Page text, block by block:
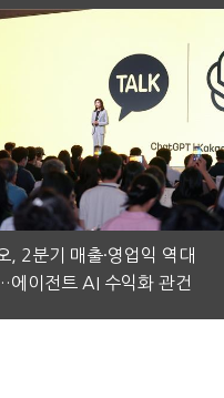
, 2분기 매출·영업익 역대
에이전트 AI 수익화 관건